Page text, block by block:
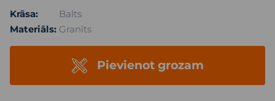
Krāsa:
Balts
Materiāls: Granīts
Pievienot grozam